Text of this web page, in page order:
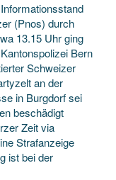
(Pnos) durch
13.15 Uhr ging
Bern
Schweizer
an der
in Burgdorf sei
beschädigt
Zeit via
Strafanzeige
ist bei der